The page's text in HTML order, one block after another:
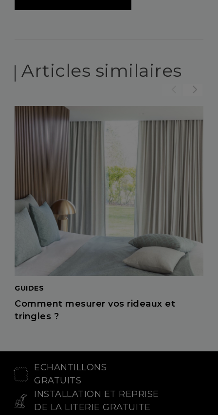
Articles similaires
GUIDES
Comment mesurer vos rideaux et
tringles ?
ECHANTILLONS
GRATUITS
INSTALLATION ET REPRISE
DE LA LITERIE GRATUITE